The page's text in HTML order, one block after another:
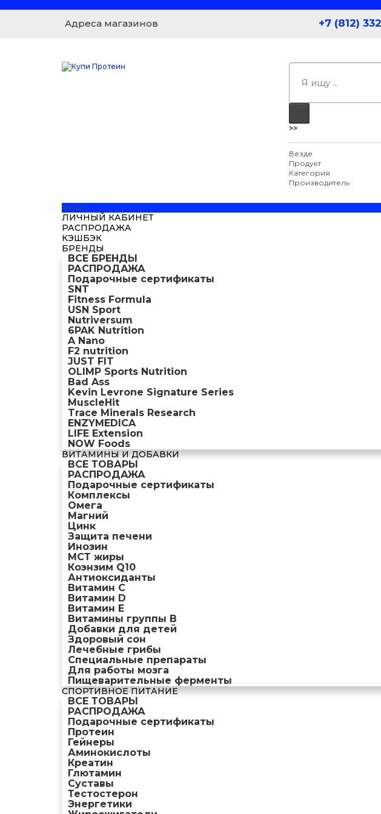
Адреса магазинов +7 (812)
>>
Везде
Продукт
Категория
Производитель
Меню
ЛИЧНЫЙ КАБИНЕТ
РАСПРОДАЖА
КЭШБЭК
БРЕНДЫ
ВСЕ БРЕНДЫ
РАСПРОДАЖА
Подарочные сертификаты
SNT
Fitness Formula
USN Sport
Nutriversum
6PAK Nutrition
A Nano
F2 nutrition
JUST FIT
OLIMP Sports Nutrition
Bad Ass
Kevin Levrone Signature Series
MuscleHit
Trace Minerals Research
ENZYMEDICA
LIFE Extension
NOW Foods
ВИТАМИНЫ И ДОБАВКИ
ВСЕ ТОВАРЫ
РАСПРОДАЖА
Подарочные сертификаты
Комплексы
Омега
Магний
Цинк
Защита печени
Инозин
МСТ жиры
Коэнзим Q10
Антиоксиданты
Витамин С
Витамин D
Витамин Е
Витамины группы B
Добавки для детей
Здоровый сон
Лечебные грибы
Специальные препараты
Для работы мозга
Пищеварительные ферменты
СПОРТИВНОЕ ПИТАНИЕ
ВСЕ ТОВАРЫ
РАСПРОДАЖА
Подарочные сертификаты
Протеин
Гейнеры
Аминокислоты
Креатин
Глютамин
Суставы
Тестостерон
Энергетики